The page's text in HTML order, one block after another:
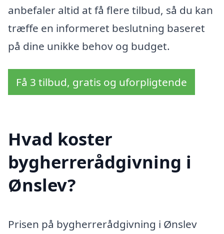
anbefaler altid at få flere tilbud, så du kan
træffe en informeret beslutning baseret
på dine unikke behov og budget.
Få 3 tilbud, gratis og uforpligtende
Hvad koster
bygherrerådgivning i
Ønslev?
Prisen på bygherrerådgivning i Ønslev